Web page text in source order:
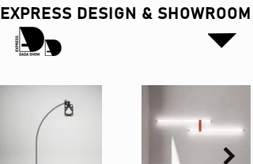
EXPRESS DESIGN & SHOWROOM